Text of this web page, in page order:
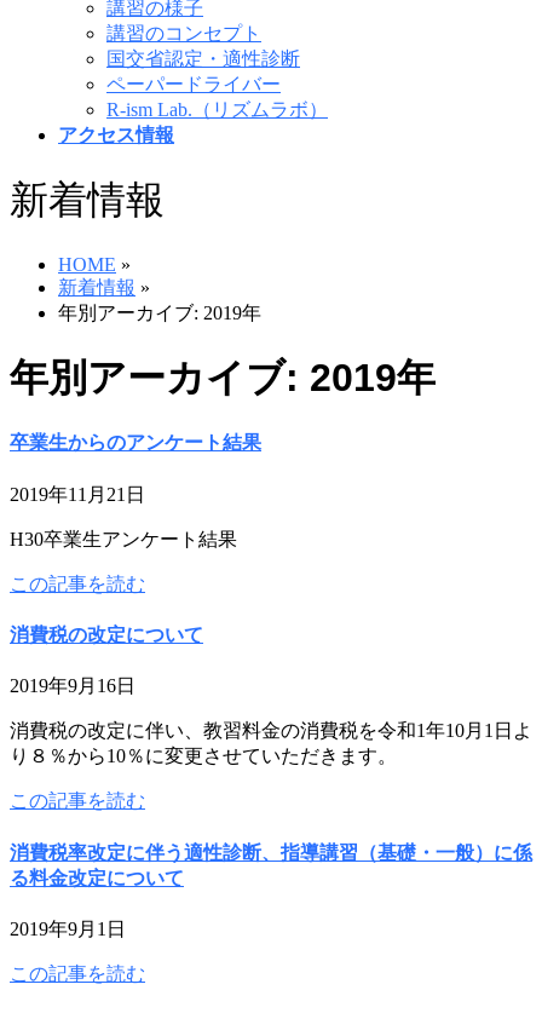
講習の様子
講習のコンセプト
国交省認定・適性診断
ペーパードライバー
R-ism Lab.（リズムラボ）
アクセス情報
新着情報
HOME »
新着情報 »
年別アーカイブ: 2019年
年別アーカイブ: 2019年
卒業生からのアンケート結果
2019年11月21日
H30卒業生アンケート結果
この記事を読む
消費税の改定について
2019年9月16日
消費税の改定に伴い、教習料金の消費税を令和1年10月1日よ
り８％から10％に変更させていただきます。
この記事を読む
消費税率改定に伴う適性診断、指導講習（基礎・一般）に係
る料金改定について
2019年9月1日
この記事を読む